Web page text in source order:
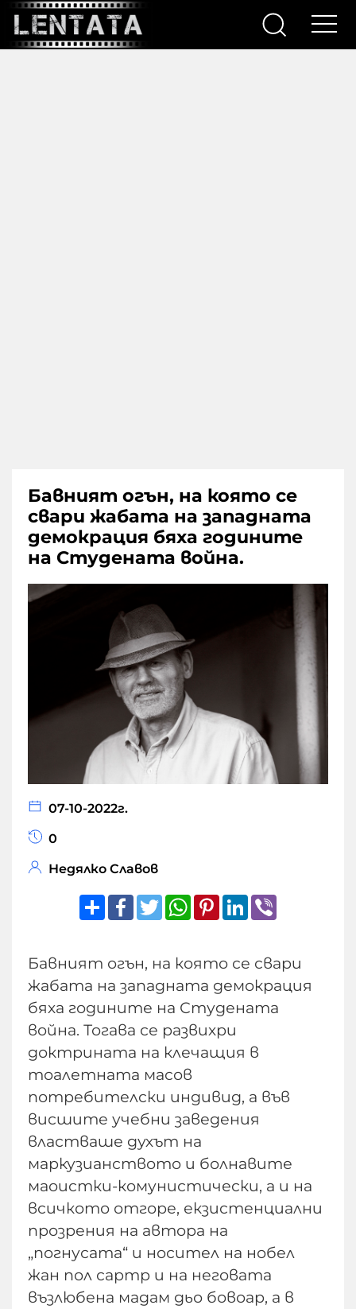
Бавният огън, на която се
свари жабата на западната
демокрация бяха годините
на Студената война.
07-10-2022г.
0
Недялко Славов
ShareFacebook
TwitterWhatsApp
Pinterest
LinkedIn
Бавният огън, на която се свари
жабата на западната демокрация
бяха годините на Студената
война. Тогава се развихри
доктрината на клечащия в
тоалетната масов
потребителски индивид, а във
висшите учебни заведения
властваше духът на
маркузианството и болнавите
маоистки-комунистически, а и на
всичкото отгоре, екзистенциални
прозрения на автора на
„погнусата“ и носител на нобел
жан пол сартр и на неговата
възлюбена мадам дьо бовоар, а в